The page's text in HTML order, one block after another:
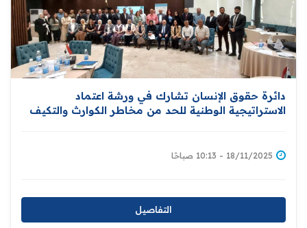
دائرة حقوق الإنسان تشارك في ورشة اعتماد
الاستراتيجية الوطنية للحد من مخاطر الكوارث والتكيف
18/11/2025 - 10:13 صباحًا
التفاصيل